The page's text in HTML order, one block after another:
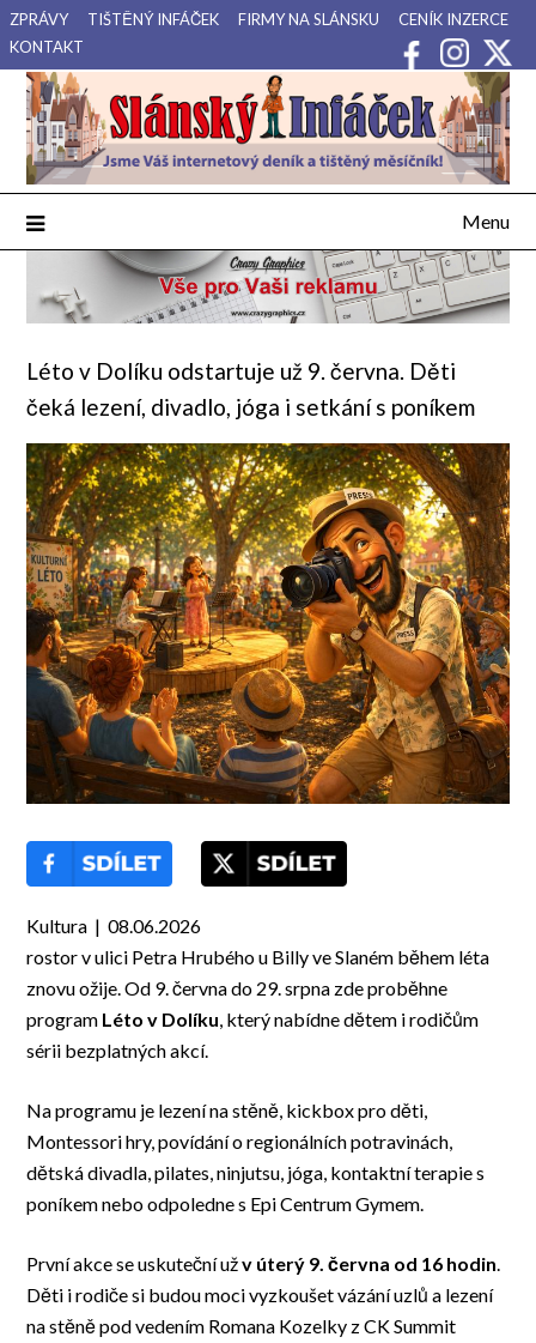
Přejdi
na
obsah
ZPRÁVY TIŠTĚNÝ INFÁČEK FIRMY NA SLÁNSKU
CENÍK INZERCE
KONTAKT
Slánský Infáček
Váš internetový deník a tištěný měsíčník pro Slánsko, Kladensko
a Lounsko.
Menu
Léto v Dolíku odstartuje už 9. června. Děti
čeká lezení, divadlo, jóga i setkání s poníkem
Kultura | 08.06.2026
rostor v ulici Petra Hrubého u Billy ve Slaném během léta
znovu ožije. Od 9. června do 29. srpna zde proběhne
program Léto v Dolíku, který nabídne dětem i rodičům
sérii bezplatných akcí.
Na programu je lezení na stěně, kickbox pro děti,
Montessori hry, povídání o regionálních potravinách,
dětská divadla, pilates, ninjutsu, jóga, kontaktní terapie s
poníkem nebo odpoledne s Epi Centrum Gymem.
První akce se uskuteční užv úterý 9. června od 16 hodin.
Děti i rodiče si budou moci vyzkoušet vázání uzlů a lezení
na stěně pod vedením Romana Kozelky z CK Summit